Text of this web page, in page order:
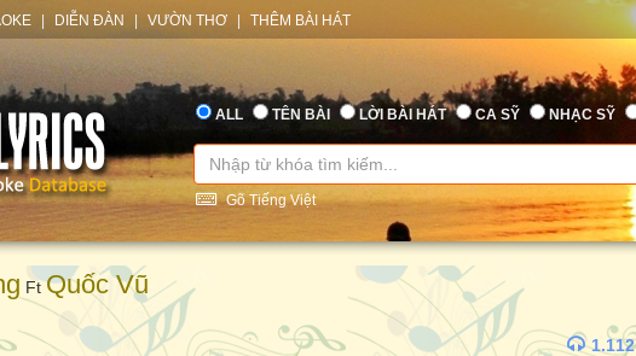
DIỄN ĐÀN VƯỜN THƠ THÊM BÀI HÁT
ALL TÊN BÀI LỜI BÀI HÁT CA SỸ NHẠC SỸ
Gõ Tiếng Việt
FtQuốc Vũ
1.112